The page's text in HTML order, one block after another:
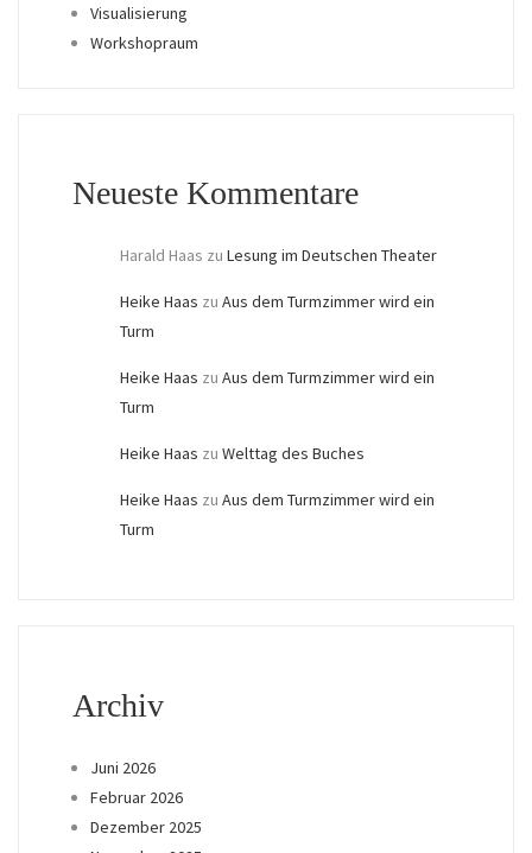
Visualisierung
Workshopraum
Neueste Kommentare
Harald Haas zu Lesung im Deutschen Theater
Heike Haas zu Aus dem Turmzimmer wird ein
Turm
Heike Haas zu Aus dem Turmzimmer wird ein
Turm
Heike Haas zu Welttag des Buches
Heike Haas zu Aus dem Turmzimmer wird ein
Turm
Archiv
Juni 2026
Februar 2026
Dezember 2025